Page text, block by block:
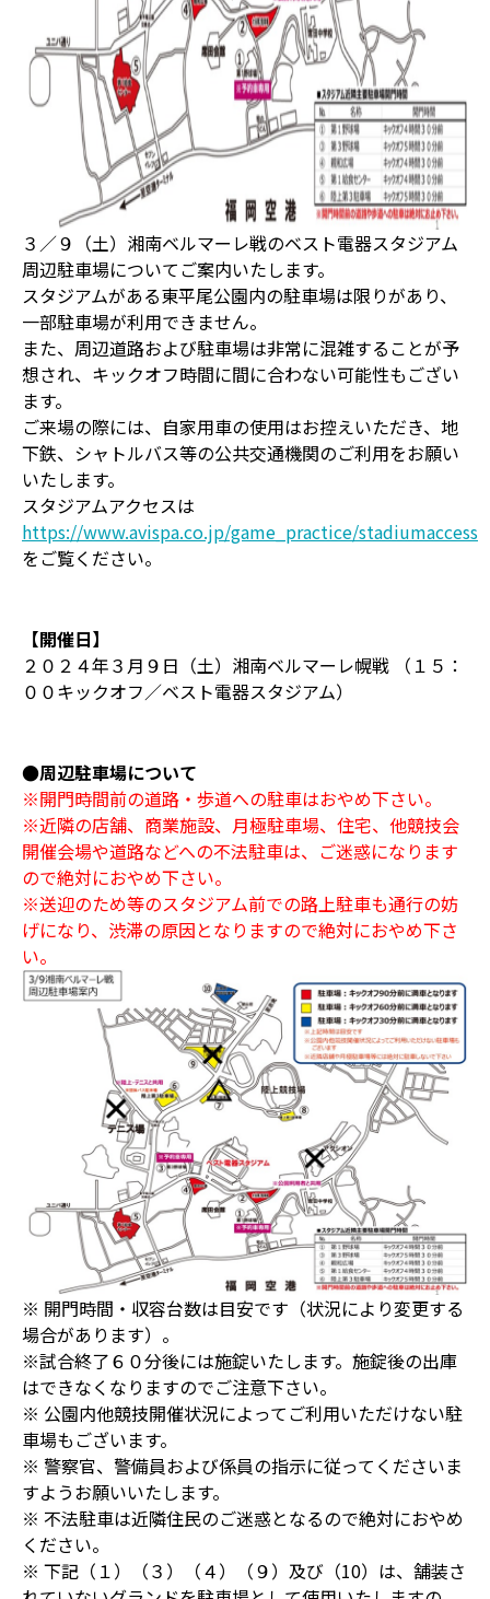
３／９（土）湘南ベルマーレ戦のベスト電器スタジアム
周辺駐車場についてご案内いたします。
スタジアムがある東平尾公園内の駐車場は限りがあり、
一部駐車場が利用できません。
また、周辺道路および駐車場は非常に混雑することが予
想され、キックオフ時間に間に合わない可能性もござい
ます。
ご来場の際には、自家用車の使用はお控えいただき、地
下鉄、シャトルバス等の公共交通機関のご利用をお願い
いたします。
スタジアムアクセスは
https://www.avispa.co.jp/game_practice/stadiumaccess
をご覧ください。
【開催日】
２０２４年３月９日（土）湘南ベルマーレ幌戦 （１５：
００キックオフ／ベスト電器スタジアム）
●周辺駐車場について
※開門時間前の道路・歩道への駐車はおやめ下さい。
※近隣の店舗、商業施設、月極駐車場、住宅、他競技会
開催会場や道路などへの不法駐車は、ご迷惑になります
ので絶対におやめ下さい。
※送迎のため等のスタジアム前での路上駐車も通行の妨
げになり、渋滞の原因となりますので絶対におやめ下さ
い。
※ 開門時間・収容台数は目安です（状況により変更する
場合があります）。
※試合終了６０分後には施錠いたします。施錠後の出庫
はできなくなりますのでご注意下さい。
※ 公園内他競技開催状況によってご利用いただけない駐
車場もございます。
※ 警察官、警備員および係員の指示に従ってくださいま
すようお願いいたします。
※ 不法駐車は近隣住民のご迷惑となるので絶対におやめ
ください。
※ 下記（１）（３）（４）（９）及び（10）は、舗装さ